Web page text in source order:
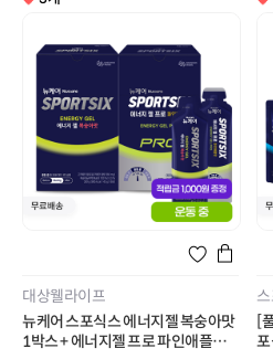
대상웰라이프
뉴케어 스포식스 에너지젤 복숭아맛
1박스 + 에너지젤 프로 파인애플맛 1
[
포